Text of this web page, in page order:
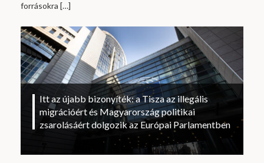
forrásokra […]
Itt az újabb bizonyíték: a Tisza az illegális
migrációért és Magyarország politikai
zsarolásáért dolgozik az Európai Parlamentben